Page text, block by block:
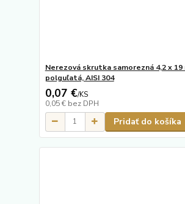
Nerezová skrutka samorezná 4,2 x 19
polguľatá, AISI 304
0,07 €/KS
0,05 € bez DPH
Pridať do košíka